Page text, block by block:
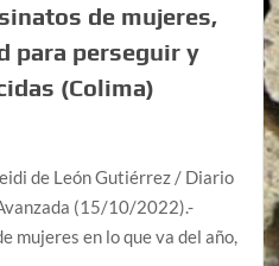
de mujeres,
para perseguir y
(Colima)
de León Gutiérrez / Diario
(15/10/2022).-
mujeres en lo que va del año,